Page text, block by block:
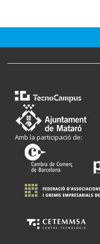
Amb la participació de: